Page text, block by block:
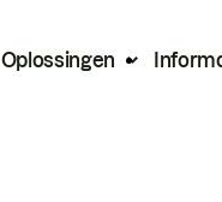
Oplossingen